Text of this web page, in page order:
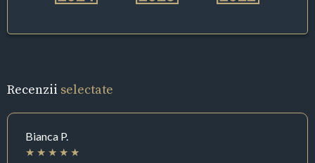
Recenzii selectate
Bianca P.